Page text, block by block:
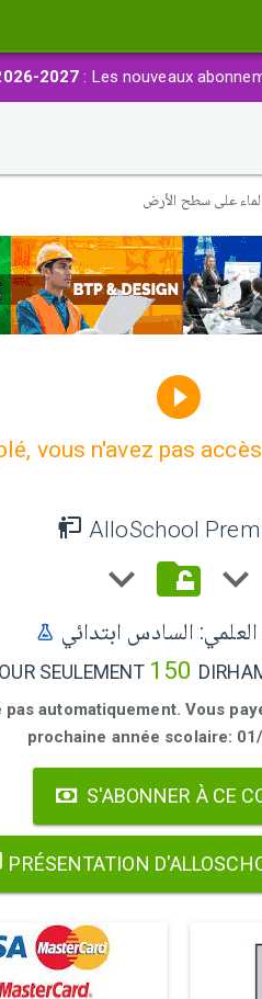
2027 : Les nouveaux
vous n'avez pas
AlloSchool
السادس ابتدائي
SEULEMENT 150
automatiquement. Vous
prochaine année scolaire:
S'ABONNER À CE
PRÉSENTATION